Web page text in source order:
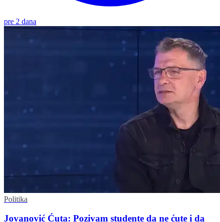
pre 2 dana
Politika
Jovanović Ćuta: Pozivam studente da ne ćute i da